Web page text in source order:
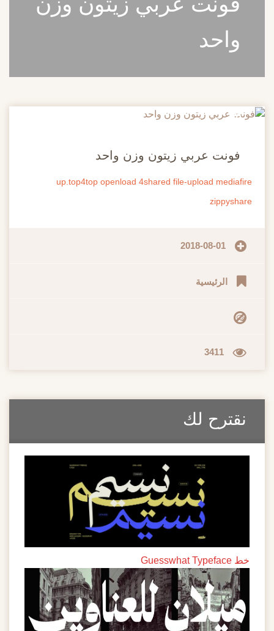
واحد
20
فونت عربي زيتون وزن واحد
up.top4top openload 4shared file-upload mediafire
zippyshare
2018-08-01
الرئيسية
3411
نقترح لك
خط Guesswhat Typeface